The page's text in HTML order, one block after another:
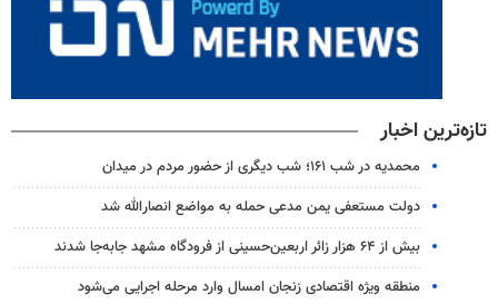
تازه‌ترین اخبار
محمدیه در شب ۱۶۱؛ شب دیگری از حضور مردم در میدان
دولت مستعفی یمن مدعی حمله به مواضع انصارالله شد
بیش از ۶۴ هزار زائر اربعین‌حسینی از فرودگاه مشهد جابه‌جا شدند
منطقه ویژه اقتصادی زنجان امسال وارد مرحله اجرایی می‌شود